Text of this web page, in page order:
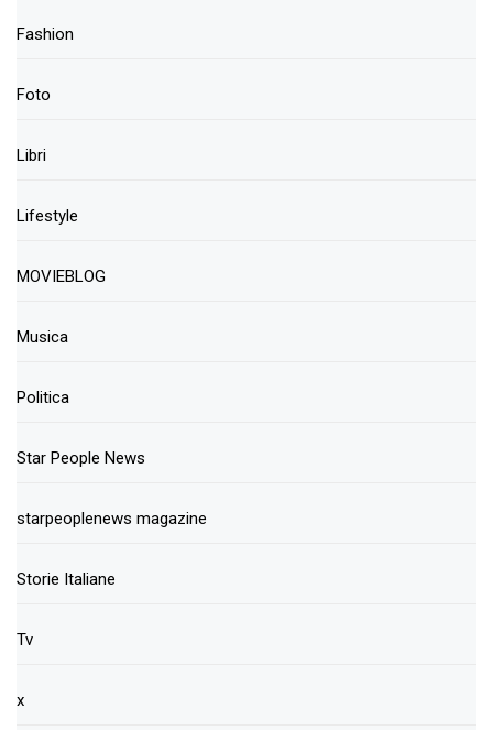
Fashion
Foto
Libri
Lifestyle
MOVIEBLOG
Musica
Politica
Star People News
starpeoplenews magazine
Storie Italiane
Tv
x